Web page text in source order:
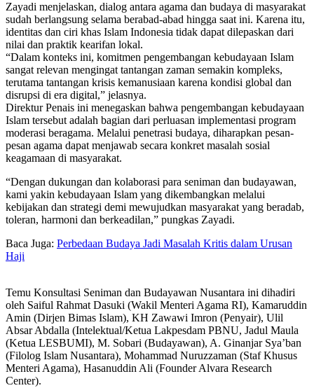
Zayadi menjelaskan, dialog antara agama dan budaya di masyarakat
sudah berlangsung selama berabad-abad hingga saat ini. Karena itu,
identitas dan ciri khas Islam Indonesia tidak dapat dilepaskan dari
nilai dan praktik kearifan lokal.
“Dalam konteks ini, komitmen pengembangan kebudayaan Islam
sangat relevan mengingat tantangan zaman semakin kompleks,
terutama tantangan krisis kemanusiaan karena kondisi global dan
disrupsi di era digital,” jelasnya.
Direktur Penais ini menegaskan bahwa pengembangan kebudayaan
Islam tersebut adalah bagian dari perluasan implementasi program
moderasi beragama. Melalui penetrasi budaya, diharapkan pesan-
pesan agama dapat menjawab secara konkret masalah sosial
keagamaan di masyarakat.
“Dengan dukungan dan kolaborasi para seniman dan budayawan,
kami yakin kebudayaan Islam yang dikembangkan melalui
kebijakan dan strategi demi mewujudkan masyarakat yang beradab,
toleran, harmoni dan berkeadilan,” pungkas Zayadi.
Baca Juga: Perbedaan Budaya Jadi Masalah Kritis dalam Urusan
Haji
Temu Konsultasi Seniman dan Budayawan Nusantara ini dihadiri
oleh Saiful Rahmat Dasuki (Wakil Menteri Agama RI), Kamaruddin
Amin (Dirjen Bimas Islam), KH Zawawi Imron (Penyair), Ulil
Absar Abdalla (Intelektual/Ketua Lakpesdam PBNU, Jadul Maula
(Ketua LESBUMI), M. Sobari (Budayawan), A. Ginanjar Sya’ban
(Filolog Islam Nusantara), Mohammad Nuruzzaman (Staf Khusus
Menteri Agama), Hasanuddin Ali (Founder Alvara Research
Center).